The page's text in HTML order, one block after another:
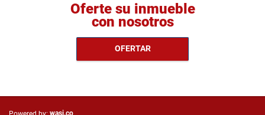
Oferte su inmueble
con nosotros
OFERTAR